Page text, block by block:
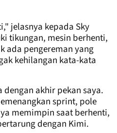
jelasnya kepada Sky
tikungan, mesin berhenti,
ada pengereman yang
kehilangan kata-kata
akhir pekan saya.
sprint, pole
memimpin saat berhenti,
dengan Kimi.